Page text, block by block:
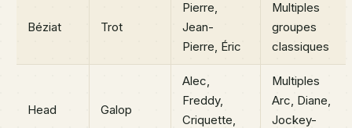
Béziat Trot
Pierre,
Jean-
Pierre, Éric
Multiples
groupes
classiques
Head Galop
Alec,
Freddy,
Criquette,
Multiples
Arc, Diane,
Jockey-